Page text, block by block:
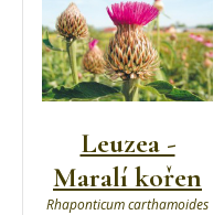
Leuzea -
Maralí kořen
Rhaponticum carthamoides